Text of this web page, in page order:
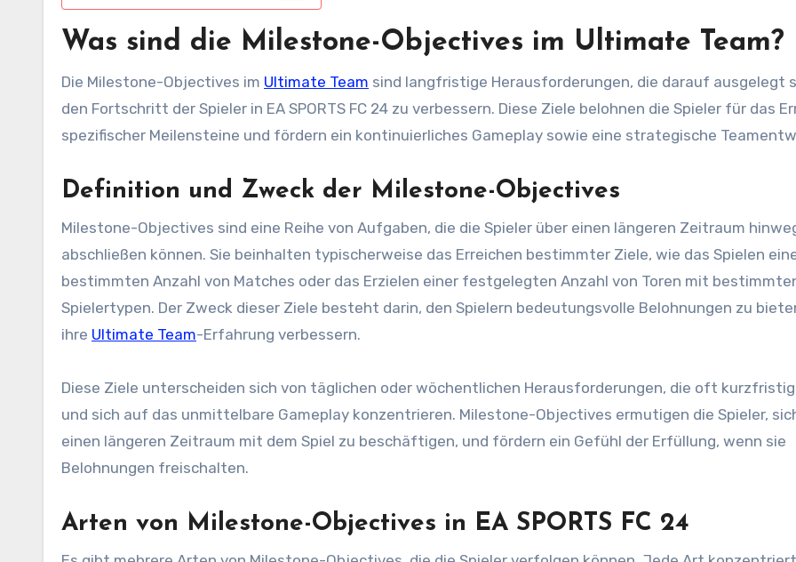
Was sind die Milestone-Objectives im Ultimate Team?
Die Milestone-Objectives im Ultimate Team sind langfristige Herausforderungen, die darauf ausgelegt
den Fortschritt der Spieler in EA SPORTS FC 24 zu verbessern. Diese Ziele belohnen die Spieler für das
spezifischer Meilensteine und fördern ein kontinuierliches Gameplay sowie eine strategische
Definition und Zweck der Milestone-Objectives
Milestone-Objectives sind eine Reihe von Aufgaben, die die Spieler über einen längeren Zeitraum
abschließen können. Sie beinhalten typischerweise das Erreichen bestimmter Ziele, wie das Spielen
bestimmten Anzahl von Matches oder das Erzielen einer festgelegten Anzahl von Toren mit
Spielertypen. Der Zweck dieser Ziele besteht darin, den Spielern bedeutungsvolle Belohnungen zu
ihre Ultimate Team-Erfahrung verbessern.
Diese Ziele unterscheiden sich von täglichen oder wöchentlichen Herausforderungen, die oft
und sich auf das unmittelbare Gameplay konzentrieren. Milestone-Objectives ermutigen die Spieler,
einen längeren Zeitraum mit dem Spiel zu beschäftigen, und fördern ein Gefühl der Erfüllung, wenn sie
Belohnungen freischalten.
Arten von Milestone-Objectives in EA SPORTS FC 24